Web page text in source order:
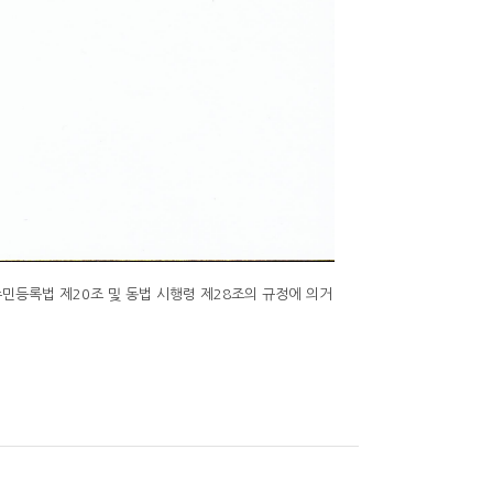
등록법 제20조 및 동법 시행령 제28조의 규정에 의거